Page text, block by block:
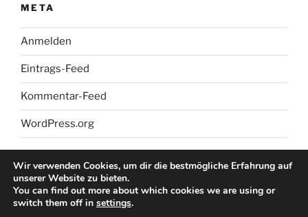
META
Anmelden
Eintrags-Feed
Kommentar-Feed
WordPress.org
Wir verwenden Cookies, um dir die bestmögliche Erfahrung auf
unserer Website zu bieten.
You can find out more about which cookies we are using or
switch them off in settings.